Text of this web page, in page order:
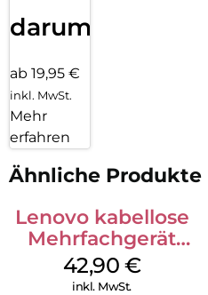
darum!
ab 19,95 €
inkl. MwSt.
Mehr
erfahren
Ähnliche Produkte
Lenovo kabellose
Mehrfachgerät
Luna Grey
42,90 €
inkl. MwSt.